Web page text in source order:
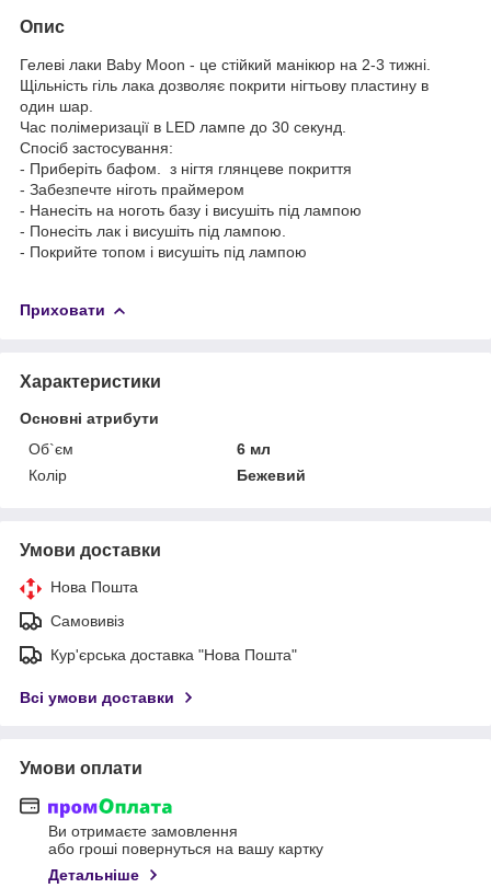
Опис
Гелеві лаки Baby Moon - це стійкий манікюр на 2-3 тижні.
Щільність гіль лака дозволяє покрити нігтьову пластину в
один шар.
Час полімеризації в LED лампе до 30 секунд.
Спосіб застосування:
- Приберіть бафом. з нігтя глянцеве покриття
- Забезпечте ніготь праймером
- Нанесіть на ноготь базу і висушіть під лампою
- Понесіть лак і висушіть під лампою.
- Покрийте топом і висушіть під лампою
Приховати
Характеристики
Основні атрибути
Об`єм
6 мл
Колір
Бежевий
Умови доставки
Нова Пошта
Самовивіз
Кур'єрська доставка "Нова Пошта"
Всі умови доставки
Умови оплати
Ви отримаєте замовлення
або гроші повернуться на вашу картку
Детальніше